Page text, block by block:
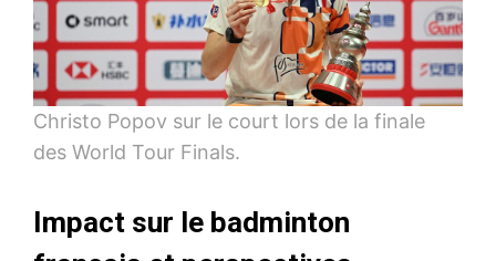
Christo Popov sur le court lors de la finale
des World Tour Finals.
Impact sur le badminton